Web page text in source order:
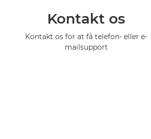
Kontakt os
Kontakt os for at få telefon- eller e-
mailsupport